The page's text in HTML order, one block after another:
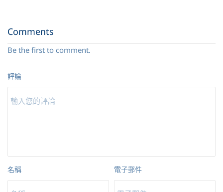
Comments
Be the first to comment.
評論
名稱 電子郵件